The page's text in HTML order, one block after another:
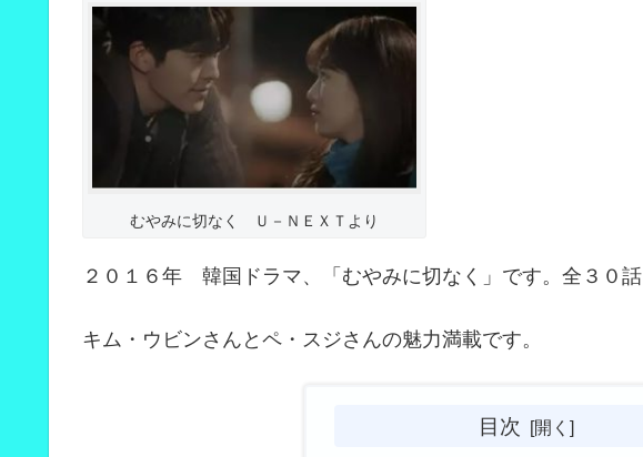
むやみに切なく Ｕ－ＮＥＸＴより
２０１６年 韓国ドラマ、 「むやみに切なく」です。全３０話
キム・ウビンさんとペ・スジさんの魅力満載です。
目次